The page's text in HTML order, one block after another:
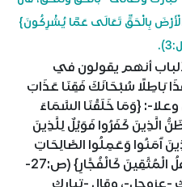
بِالْحَقِّ تَعَالَى عَمَّا يُشْرِكُونَ}
أنهم يقولون في
بَاطِلًا سُبْحَانَكَ فَقِنَا عَذَابَ
وقال -جل وعلا-: {وَمَا خَلَقْنَا السَّمَاءَ
الَّذِينَ كَفَرُوا فَوَيْلٌ لِلَّذِينَ
أَمْ نَجْعَلُ الَّذِينَ آَمَنُوا وَعَمِلُوا الصَّالِحَاتِ
كَالْمُفْسِدِينَ فِي الْأَرْضِ أَمْ نَجْعَلُ الْمُتَّقِينَ كَالْفُجَّارِ} (ص:27-